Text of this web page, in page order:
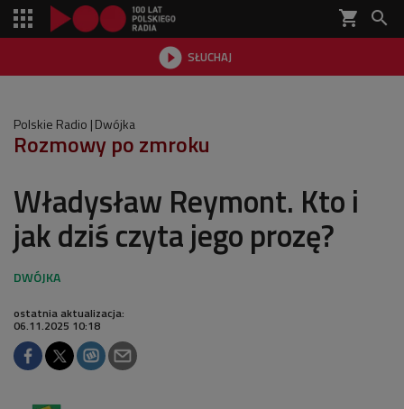
shopping_cart 
 SŁUCHAJ

Polskie Radio Dwójka
Rozmowy po zmroku
Władysław Reymont. Kto i
jak dziś czyta jego prozę?
ostatnia aktualizacja:
06.11.2025 10:18